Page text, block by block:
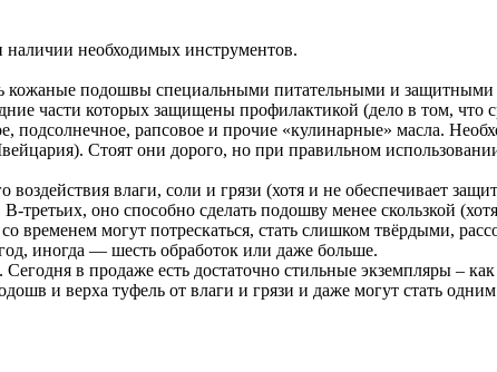
наличии необходимых инструментов.
кожаные подошвы специальными питательными и
части которых защищены профилактикой (дело в том,
подсолнечное, рапсовое и прочие «кулинарные» масла.
Стоят они дорого, но при правильном
влаги, соли и грязи (хотя и не обеспечивает
третьих, оно способно сделать подошву менее скользкой
могут потрескаться, стать слишком твёрдыми,
иногда — шесть обработок или даже больше.
в продаже есть достаточно стильные экземпляры –
и верха туфель от влаги и грязи и даже могут стать